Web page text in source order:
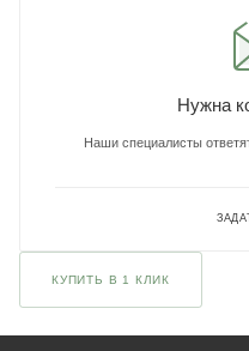
Нужна
Наши специалисты
КУПИТЬ В 1 КЛИК